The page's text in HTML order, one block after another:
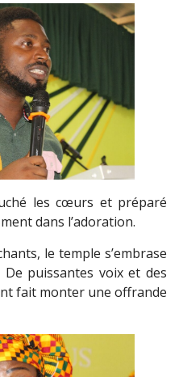
les cœurs et préparé
dans l’adoration.
le temple s’embrase
puissantes voix et des
fait monter une offrande